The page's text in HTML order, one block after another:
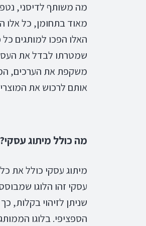
מה משותף לדיסני,
מאוד בתחומן, כל אלו
האלו הפכו למותגים כל
שמטרתו לבדל את
משקפת את הערכים,
אותם לרכוש את
מה כולל מיתוג עסקי?
מיתוג עסקי כולל את
עסקי זהו הלוגו
שניתן לזיהוי בקלות,
הספציפי. בלוגו